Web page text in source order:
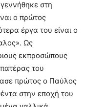
στη
ο πρώτος
έργα του είναι ο
Ως
εκπροσώπους
του
πρώτος ο Παύλος
στην εποχή του